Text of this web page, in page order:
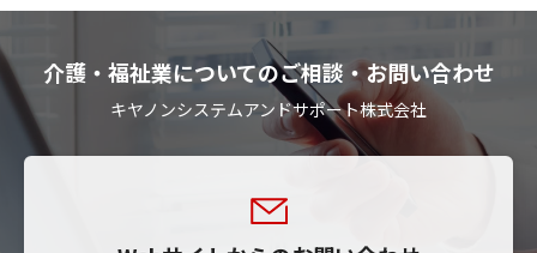
介護・福祉業についてのご相談・お問い合わせ
キヤノンシステムアンドサポート株式会社